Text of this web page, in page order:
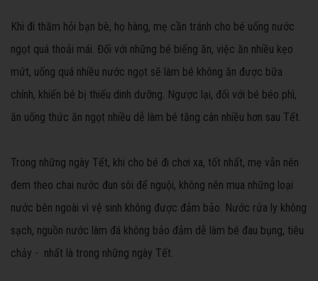
Khi đi thăm hỏi bạn bè, họ hàng, mẹ cần tránh cho bé uống nước
ngọt quá thoải mái. Đối với những bé biếng ăn, việc ăn nhiều kẹo
mứt, uống quá nhiều nước ngọt sẽ làm bé không ăn được bữa
chính, khiến bé bị thiếu dinh dưỡng. Ngược lại, đối với bé béo phì,
ăn uống thức ăn ngọt nhiều dễ làm bé tăng cân nhiều hơn sau Tết.
Trong những ngày Tết, khi cho bé đi chơi xa, tốt nhất, mẹ vẫn nên
đem theo chai nước đun sôi để nguội, không nên mua những loại
nước bên ngoài vì vệ sinh không được đảm bảo. Nước rửa ly không
sạch, nguồn nước làm đá không bảo đảm dễ làm bé đau bụng, tiêu
chảy - nhất là trong những ngày Tết.